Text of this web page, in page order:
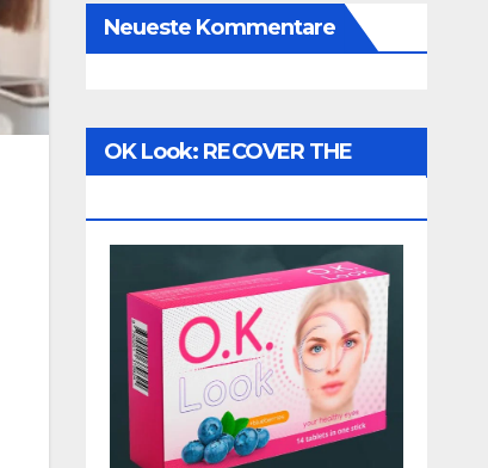
Neueste Kommentare
OK Look: RECOVER THE